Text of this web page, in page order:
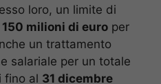
loro, un limite di
150 milioni di euro per
un trattamento
salariale per un totale
fino al 31 dicembre